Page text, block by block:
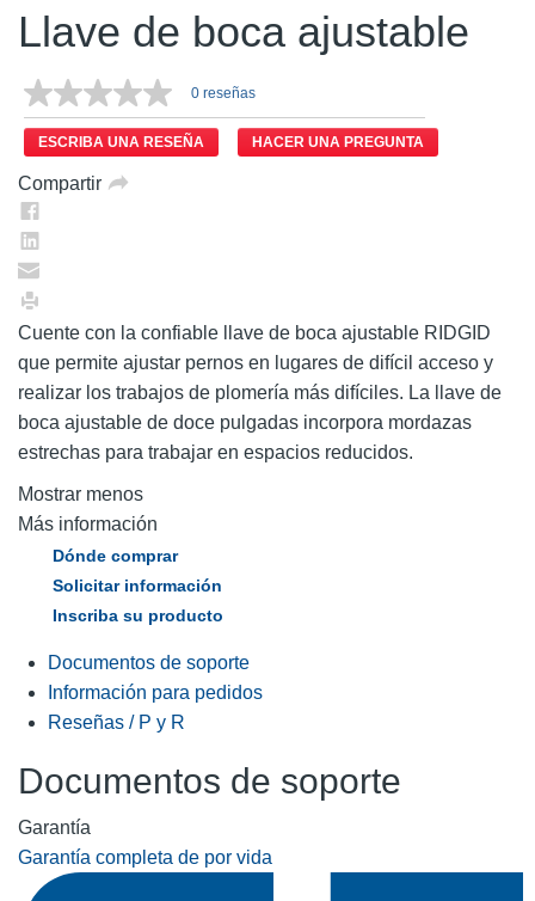
Llave de boca ajustable
0 reseñas
ESCRIBA UNA RESEÑA HACER UNA PREGUNTA
Compartir
Cuente con la confiable llave de boca ajustable RIDGID
que permite ajustar pernos en lugares de difícil acceso y
realizar los trabajos de plomería más difíciles. La llave de
boca ajustable de doce pulgadas incorpora mordazas
estrechas para trabajar en espacios reducidos.
Mostrar menos
Más información
Dónde comprar
Solicitar información
Inscriba su producto
Documentos de soporte
Información para pedidos
Reseñas / P y R
Documentos de soporte
Garantía
Garantía completa de por vida